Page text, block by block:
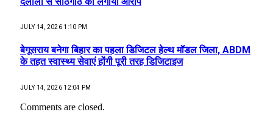
JULY 14, 2026 1:10 PM
बेगूसराय बनेगा बिहार का पहला डिजिटल हेल्थ मॉडल जिला, ABDM
के तहत स्वास्थ्य सेवाएं होंगी पूरी तरह डिजिटाइज
JULY 14, 2026 12:04 PM
Comments are closed.